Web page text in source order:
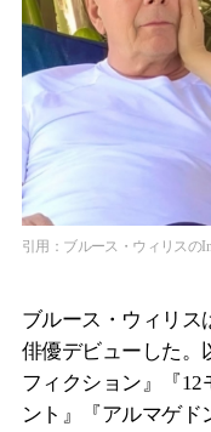
引用：ブルース・ウィリスの
ブルース・ウィリス
俳優デビューした。
フィクション』『
ント』『アルマゲド